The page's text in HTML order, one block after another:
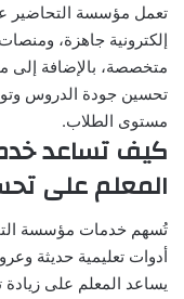
تعمل مؤسسة التحاضير
إلكترونية جاهزة،
متخصصة، بالإضافة إلى
تحسين جودة الدروس
مستوى الطلاب.
كيف تساعد
المعلم على
تُسهم خدمات مؤسسة
أدوات تعليمية حديثة
يساعد المعلم على زيادة